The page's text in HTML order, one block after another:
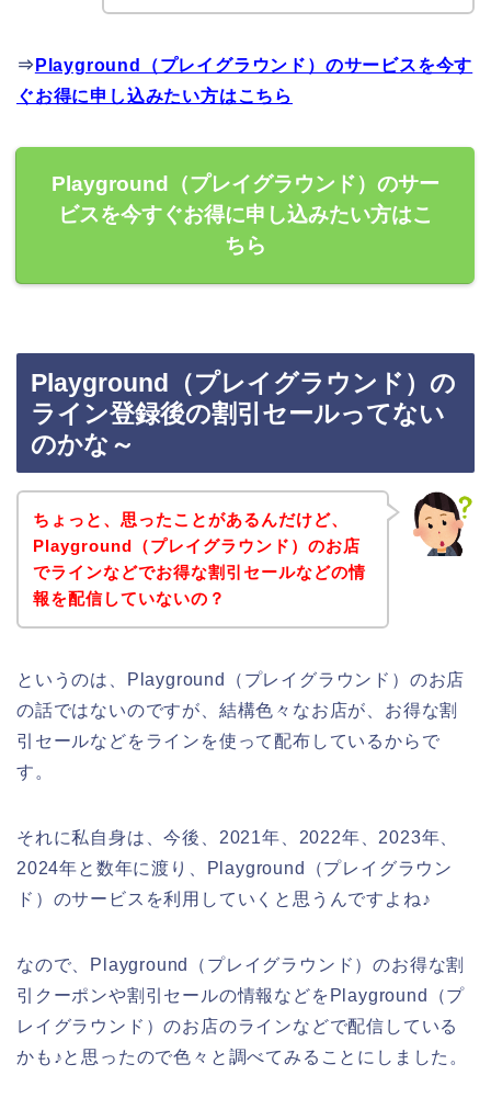
⇒ Playground（プレイグラウンド）のサービスを今す
ぐお得に申し込みたい方はこちら
Playground（プレイグラウンド）のサー
ビスを今すぐお得に申し込みたい方はこ
ちら
Playground（プレイグラウンド）の
ライン登録後の割引セールってない
のかな～
ちょっと、思ったことがあるんだけど、
Playground（プレイグラウンド）のお店
でラインなどでお得な割引セールなどの情
報を配信していないの？
というのは、Playground（プレイグラウンド）のお店
の話ではないのですが、結構色々なお店が、お得な割
引セールなどをラインを使って配布しているからで
す。
それに私自身は、今後、2021年、2022年、2023年、
2024年と数年に渡り、Playground（プレイグラウン
ド）のサービスを利用していくと思うんですよね♪
なので、Playground（プレイグラウンド）のお得な割
引クーポンや割引セールの情報などをPlayground（プ
レイグラウンド）のお店のラインなどで配信している
かも♪と思ったので色々と調べてみることにしました。